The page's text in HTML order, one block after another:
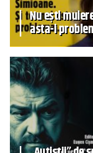
Nu ești
asta-i